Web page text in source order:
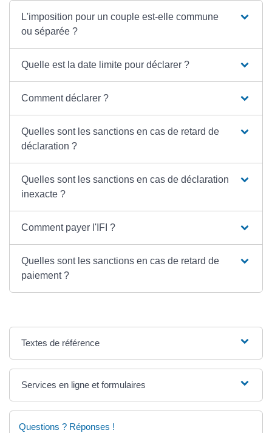
L'imposition pour un couple est-elle commune
ou séparée ?
Quelle est la date limite pour déclarer ?
Comment déclarer ?
Quelles sont les sanctions en cas de retard de
déclaration ?
Quelles sont les sanctions en cas de déclaration
inexacte ?
Comment payer l'IFI ?
Quelles sont les sanctions en cas de retard de
paiement ?
Textes de référence
Services en ligne et formulaires
Questions ? Réponses !